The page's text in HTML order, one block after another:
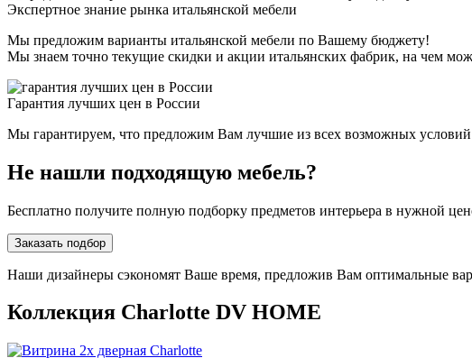
Экспертное знание рынка итальянской мебели
Мы предложим варианты итальянской мебели по Вашему бюджету!
Мы знаем точно текущие скидки и акции итальянских фабрик, на чем
Гарантия лучших цен в России
Мы гарантируем, что предложим Вам лучшие из всех возможных условий
Не нашли подходящую мебель?
Бесплатно получите полную подборку предметов интерьера в нужной
Заказать подбор
Наши дизайнеры сэкономят Ваше время, предложив Вам оптимальные
Коллекция Charlotte DV HOME